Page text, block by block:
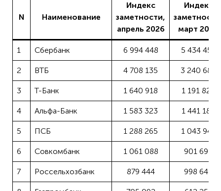
N Наименование
Индекс
заметности,
апрель 2026
Индекс
март 2026
1 Сбербанк 6 994 448 5 434 452
2 ВТБ 4 708 135 3 240 686
3 Т-Банк 1 640 918 1 191 820
4 Альфа-Банк 1 583 323 1 441 183
5 ПСБ 1 288 265 1 043 949
6 Совкомбанк 1 061 088 901 699
7 Россельхозбанк 879 444 998 643